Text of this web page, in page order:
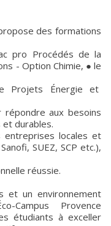
des formations
pro Procédés de la
- Option Chimie, ● le
Projets Énergie et
répondre aux besoins
durables.
entreprises locales et
SUEZ, SCP etc.),
réussie.
et un environnement
Campus Provence
étudiants à exceller